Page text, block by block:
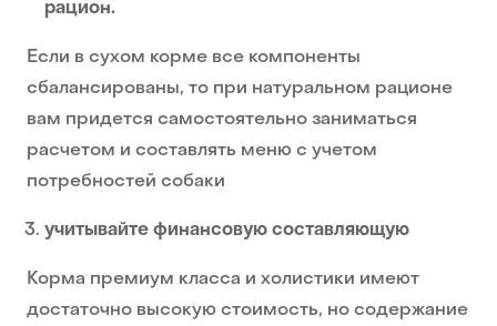
рацион.
Если в сухом корме все компоненты
сбалансированы, то при натуральном рационе
вам придется самостоятельно заниматься
расчетом и составлять меню с учетом
потребностей собаки
учитывайте финансовую составляющую
Корма премиум класса и холистики имеют
достаточно высокую стоимость, но содержание